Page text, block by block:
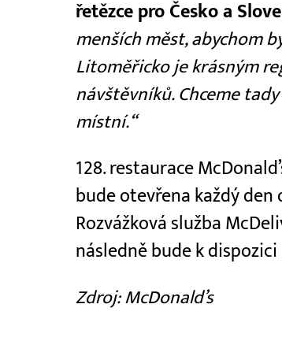
řetězce pro Česko a
menších měst, abychom
Litoměřicko je krásným
návštěvníků. Chceme
místní.“
128. restaurace
bude otevřena každý den
Rozvážková služba
následně bude k
Zdroj: McDonald’s